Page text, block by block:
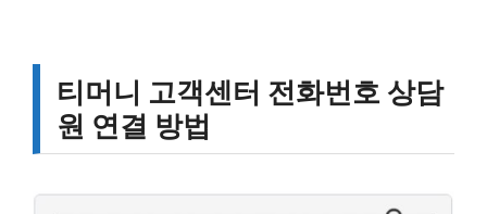
티머니 고객센터 전화번호 상담
원 연결 방법